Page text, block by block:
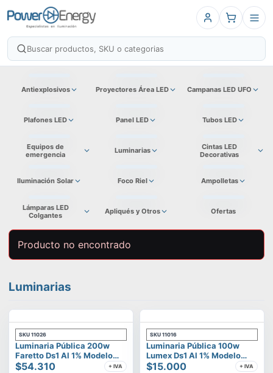
Antiexplosivos Proyectores Área LED Campanas LED UFO
Plafones LED Panel LED Tubos LED
Equipos de
emergencia
Luminarias
Cintas LED
Decorativas
Iluminación Solar Foco Riel Ampolletas
Lámparas LED
Colgantes
Apliqués y Otros Ofertas
Producto no encontrado
Luminarias
SKU 11026
Luminaria Pública 200w
Faretto Ds1 Al 1% Modelo
Calisto
$54.310 + IVA
SKU 11016
Luminaria Pública 100w
Lumex Ds1 Al 1% Modelo
Vega
$15.000 + IVA